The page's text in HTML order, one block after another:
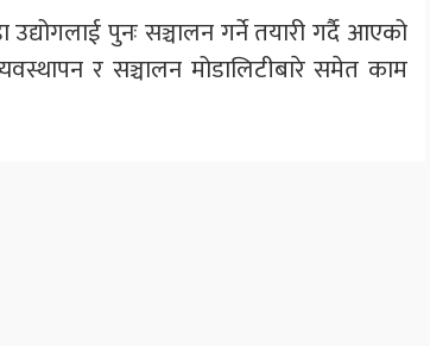
पुनः सञ्चालन गर्ने तयारी गर्दै आएको
र सञ्चालन मोडालिटीबारे समेत काम